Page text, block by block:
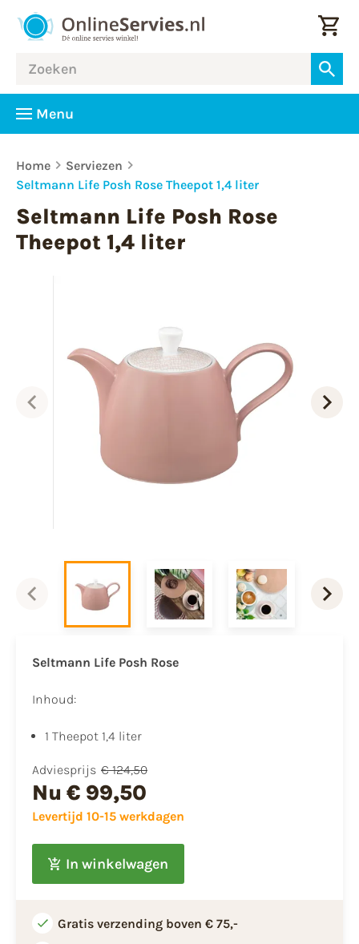
Menu
Home
Serviezen
Seltmann Life Posh Rose Theepot 1,4 liter
Seltmann Life Posh Rose
Theepot 1,4 liter
Seltmann Life Posh Rose
Inhoud:
1 Theepot 1,4 liter
Adviesprijs € 124,50
Nu € 99,50
Levertijd 10-15 werkdagen
In winkelwagen
Gratis verzending boven € 75,-